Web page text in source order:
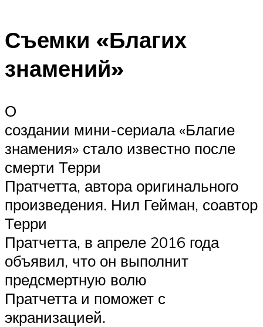
Съемки «Благих
знамений»
О
создании мини-сериала «Благие
знамения» стало известно после
смерти Терри
Пратчетта, автора оригинального
произведения. Нил Гейман, соавтор
Терри
Пратчетта, в апреле 2016 года
объявил, что он выполнит
предсмертную волю
Пратчетта и поможет с
экранизацией.